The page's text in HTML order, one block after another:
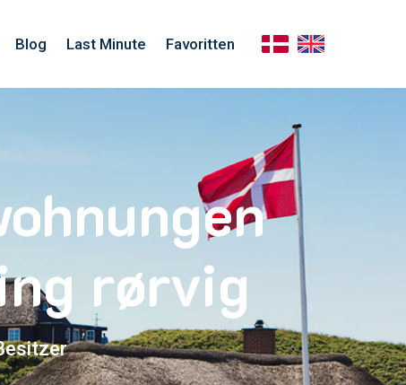
Blog Last Minute Favoritten
rørvig